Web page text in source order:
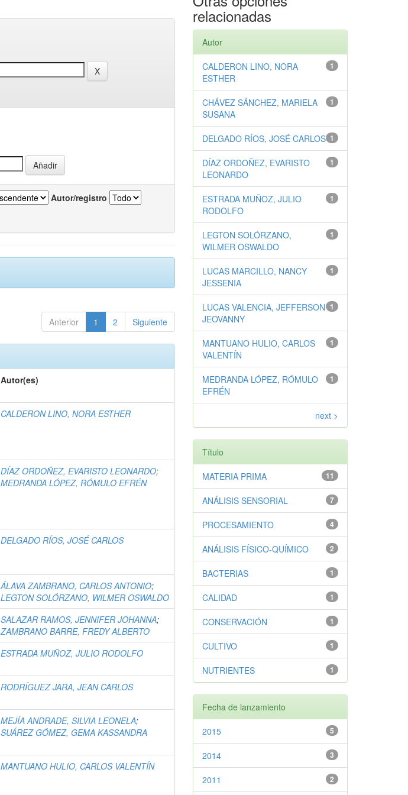
Autor/registro
Anterior 1 2 Siguiente
Autor(es)
CALDERON LINO, NORA ESTHER
DÍAZ ORDOÑEZ, EVARISTO LEONARDO;
MEDRANDA LÓPEZ, RÓMULO EFRÉN
DELGADO RÍOS, JOSÉ CARLOS
ÁLAVA ZAMBRANO, CARLOS ANTONIO;
LEGTON SOLÓRZANO, WILMER OSWALDO
SALAZAR RAMOS, JENNIFER JOHANNA;
ZAMBRANO BARRE, FREDY ALBERTO
ESTRADA MUÑOZ, JULIO RODOLFO
RODRÍGUEZ JARA, JEAN CARLOS
MEJÍA ANDRADE, SILVIA LEONELA;
SUÁREZ GÓMEZ, GEMA KASSANDRA
MANTUANO HULIO, CARLOS VALENTÍN
relacionadas
Autor
1
CALDERON LINO, NORA
ESTHER
1
CHÁVEZ SÁNCHEZ, MARIELA
SUSANA
1
DELGADO RÍOS, JOSÉ CARLOS
1
DÍAZ ORDOÑEZ, EVARISTO
LEONARDO
1
ESTRADA MUÑOZ, JULIO
RODOLFO
1
LEGTON SOLÓRZANO,
WILMER OSWALDO
1
LUCAS MARCILLO, NANCY
JESSENIA
1
LUCAS VALENCIA, JEFFERSON
JEOVANNY
1
MANTUANO HULIO, CARLOS
VALENTÍN
1
MEDRANDA LÓPEZ, RÓMULO
EFRÉN
next >
Título
11
MATERIA PRIMA
7
ANÁLISIS SENSORIAL
4
PROCESAMIENTO
2
ANÁLISIS FÍSICO-QUÍMICO
1
BACTERIAS
1
CALIDAD
1
CONSERVACIÓN
1
CULTIVO
1
NUTRIENTES
Fecha de lanzamiento
5
2015
3
2014
2
2011